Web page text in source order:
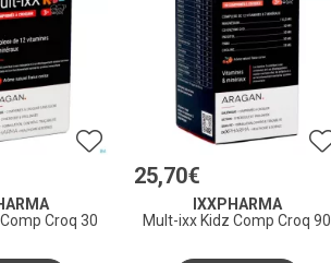
Croq 30
25,70€
IXXPHARMA
Mult-ixx Kidz Comp Croq 90